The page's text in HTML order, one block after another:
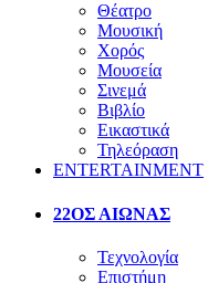
Θέατρο
Μουσική
Χορός
Μουσεία
Σινεμά
Βιβλίο
Εικαστικά
Τηλεόραση
ENTERTAINMENT
22ΟΣ ΑΙΩΝΑΣ
Τεχνολογία
Επιστήμη